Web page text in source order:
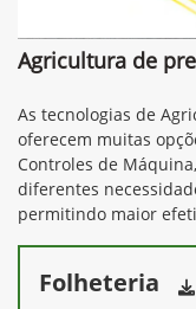
Agricultura de
As tecnologias de
oferecem muitas
Controles de
diferentes
permitindo maior
Folheteria